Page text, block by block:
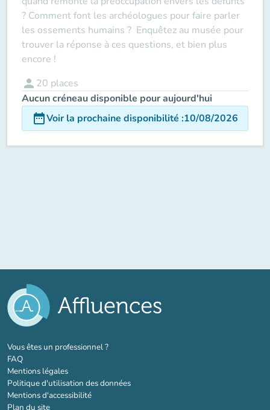
? Comment font les archéologues pour faire parler
les ossements humains ? Enquêtez au musée pour
trouver la réponse à ces questions, et bien plus
encore !
person 20 places
Aucun créneau disponible pour aujourd'hui
date_rangeVoir la prochaine disponibilité :10/08/2026
Vous êtes un professionnel ?(nouvel onglet)
FAQ
Mentions légales
Politique d'utilisation des données
Mentions d'accessibilité
Plan du site